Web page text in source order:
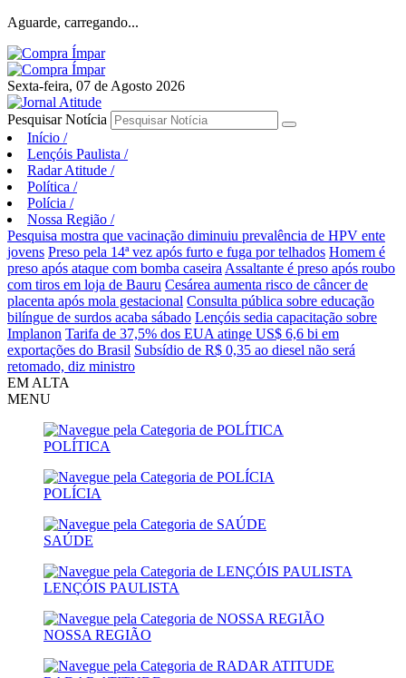
Aguarde, carregando...
Sexta-feira, 07 de Agosto 2026
Pesquisar Notícia
Início /
Lençóis Paulista /
Radar Atitude /
Política /
Polícia /
Nossa Região /
Pesquisa mostra que vacinação diminuiu prevalência de HPV ente
jovens Preso pela 14ª vez após furto e fuga por telhados Homem é
preso após ataque com bomba caseira Assaltante é preso após roubo
com tiros em loja de Bauru Cesárea aumenta risco de câncer de
placenta após mola gestacional Consulta pública sobre educação
bilíngue de surdos acaba sábado Lençóis sedia capacitação sobre
Implanon Tarifa de 37,5% dos EUA atinge US$ 6,6 bi em
exportações do Brasil Subsídio de R$ 0,35 ao diesel não será
retomado, diz ministro
EM ALTA
MENU
POLÍTICA
POLÍCIA
SAÚDE
LENÇÓIS PAULISTA
NOSSA REGIÃO